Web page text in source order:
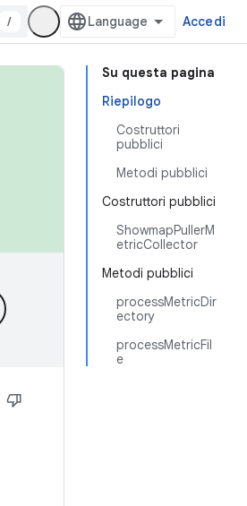
/ Accedi
Su questa pagina
Riepilogo
Costruttori
pubblici
Metodi pubblici
Costruttori pubblici
ShowmapPullerM
etricCollector
Metodi pubblici
processMetricDir
ectory
processMetricFil
e